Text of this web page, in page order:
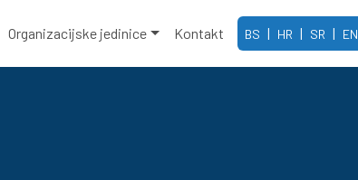
Organizacijske jedinice Kontakt BS | HR | SR | EN